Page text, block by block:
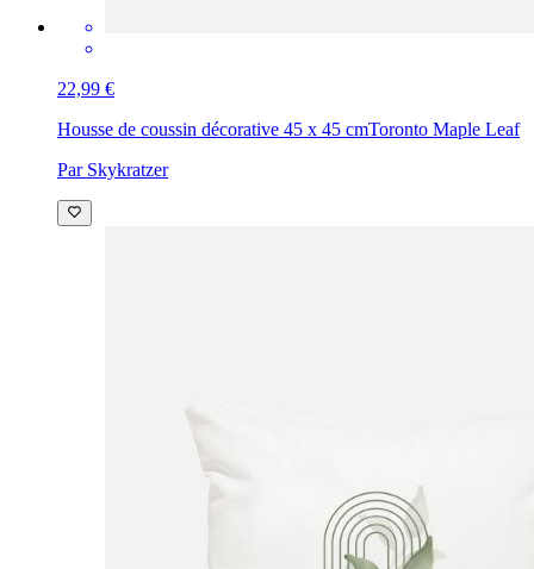
22,99 €
Housse de coussin décorative 45 x 45 cmToronto Maple Leaf
Par Skykratzer